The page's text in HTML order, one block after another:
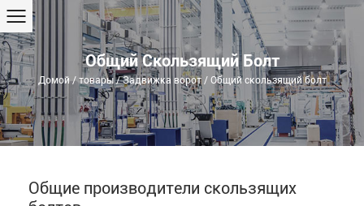
Общий Скользящий Болт
Домой/товары/Задвижка ворот/ Общий скользящий болт
Общие производители скользящих